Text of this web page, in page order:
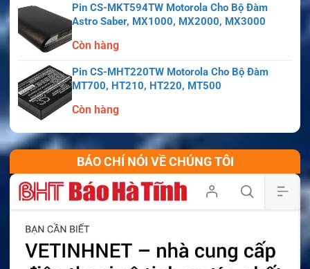
Pin CS-MKT594TW Motorola Cho Bộ Đàm
Astro Saber, MX1000, MX2000, MX3000
Còn hàng
Pin CS-MHT220TW Motorola Cho Bộ Đàm
MT700, HT210, HT220, MT500
Còn hàng
BÁO CHÍ NÓI VỀ CHÚNG TÔI